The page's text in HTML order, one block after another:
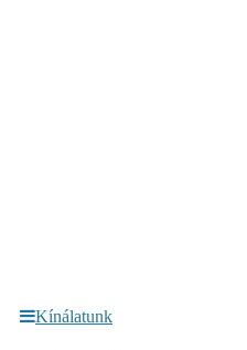
Kínálatunk